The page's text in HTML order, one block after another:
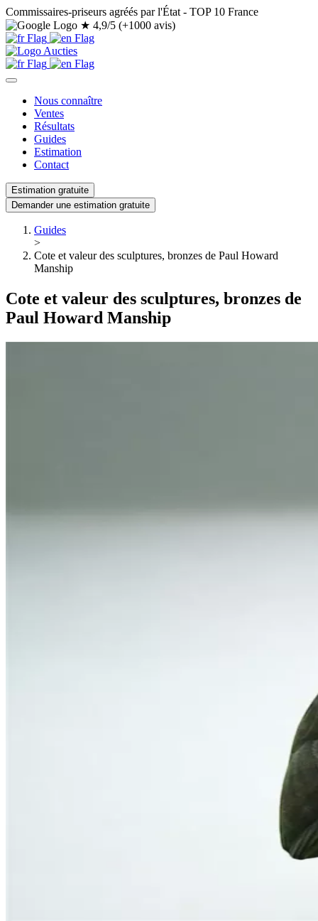
Commissaires-priseurs agréés par l'État - TOP 10 France
★ 4,9/5 (+1000 avis)
Nous connaître
Ventes
Résultats
Guides
Estimation
Contact
Estimation gratuite
Demander une estimation gratuite
Guides
>
Cote et valeur des sculptures, bronzes de Paul Howard
Manship
Cote et valeur des sculptures, bronzes de
Paul Howard Manship